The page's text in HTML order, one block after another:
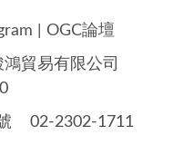
OGC論壇
鴻貿易有限公司
02-2302-1711